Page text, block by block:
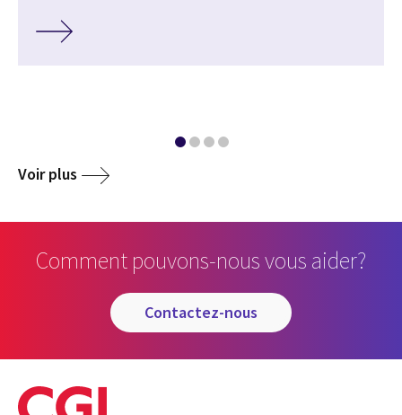
Voir plus
Comment pouvons-nous vous aider?
contactez-nous